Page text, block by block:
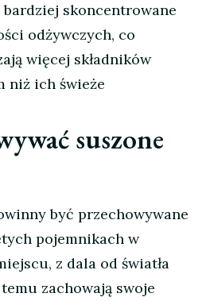
bardziej skoncentrowane
odżywczych, co
więcej składników
niż ich świeże
suszone
być przechowywane
pojemnikach w
z dala od światła
zachowają swoje